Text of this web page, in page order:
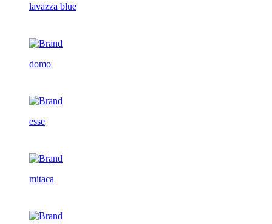
lavazza blue
domo
esse
mitaca